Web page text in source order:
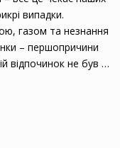
випадки.
газом та незнання
– першопричини
відпочинок не був …